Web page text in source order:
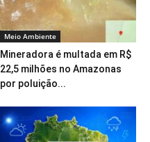
Meio Ambiente
Mineradora é multada em R$
22,5 milhões no Amazonas
por poluição...